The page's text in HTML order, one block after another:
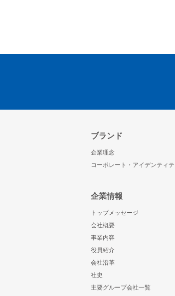
ブランド
企業理念
コーポレート・アイデンティテ
企業情報
トップメッセージ
会社概要
事業内容
役員紹介
会社沿革
社史
主要グループ会社一覧